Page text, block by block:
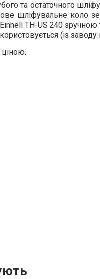
та остаточного
шліфувальне коло
TH-US 240 зручною
(із
ціною.